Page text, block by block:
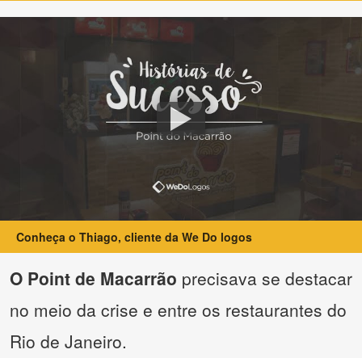
Conheça o Thiago, cliente da We Do logos
O Point de Macarrão precisava se destacar
no meio da crise e entre os restaurantes do
Rio de Janeiro.